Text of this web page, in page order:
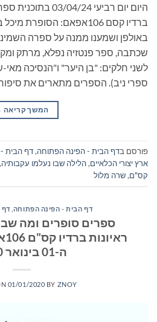
היום יום רביעי 03/
ברדיו קסם 106אפאם:
באולפן ושמענו ממנה על ספרה
שכתבה, ספר פנטזיה נפלא, מרתק
לשני חלקים: "בן היער" ו"הנסיכה
ספרי ניב). הספרים מתארים את
המשך קריאה
פורסם בדף הבית - הפינה הפתוחה,דף הבית
ארץ יצורי הכלאיים,הלילה שבו נעלמו עקבותיה,
קס"ם,שרה מלול
דף הבית - הפינה הפתוחה דף
ספרים סופרים ומה
ה-01 בינואר 2020
01/01/2020 BY ZNOY